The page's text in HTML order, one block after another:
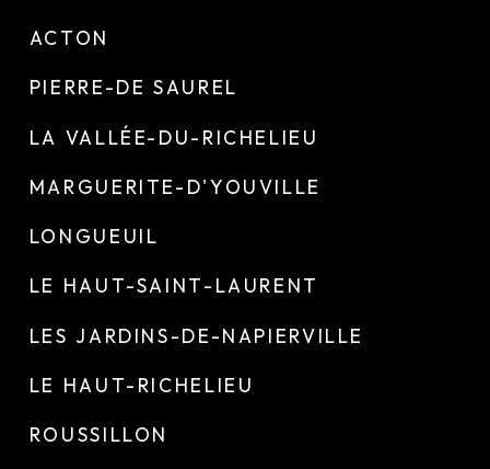
ACTON
PIERRE-DE SAUREL
LA VALLÉE-DU-RICHELIEU
MARGUERITE-D'YOUVILLE
LONGUEUIL
LE HAUT-SAINT-LAURENT
LES JARDINS-DE-NAPIERVILLE
LE HAUT-RICHELIEU
ROUSSILLON